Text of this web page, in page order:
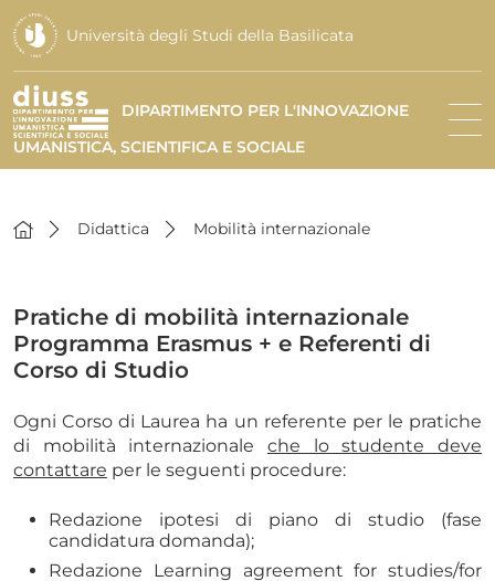
Università degli Studi della Basilicata
DIPARTIMENTO PER L'INNOVAZIONE
UMANISTICA, SCIENTIFICA E SOCIALE
Didattica Mobilità internazionale
Pratiche di mobilità internazionale
Programma Erasmus + e Referenti di
Corso di Studio
Ogni Corso di Laurea ha un referente per le pratiche
di mobilità internazionale che lo studente deve
contattare per le seguenti procedure:
Redazione ipotesi di piano di studio (fase
candidatura domanda);
Redazione Learning agreement for studies/for